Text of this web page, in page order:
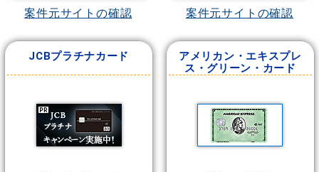
案件元サイトの確認 案件元サイトの確認
JCBプラチナカード
アメリカン・エキスプレ
ス・グリーン・カード